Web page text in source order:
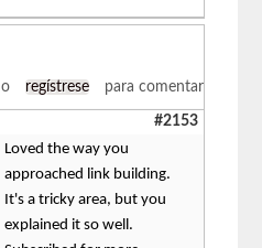
o regístrese para comentar
#2153
Loved the way you
approached link building.
It's a tricky area, but you
explained it so well.